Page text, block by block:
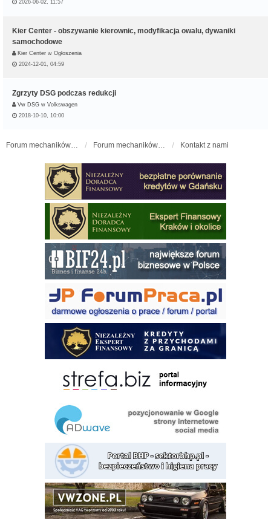
2026-06-02, 11:57
Kier Center - obszywanie kierownic, modyfikacja owalu, dywaniki
samochodowe
Kier Center w Ogłoszenia
2024-12-01, 04:59
Zgrzyty DSG podczas redukcji
Vw DSG w Volkswagen
2018-10-10, 10:00
Kontakt z nami